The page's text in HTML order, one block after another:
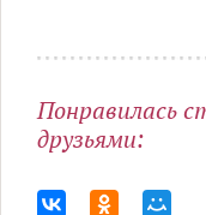
Понравилась
друзьями: